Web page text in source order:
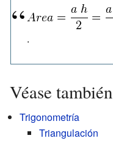
.
Véase también
Trigonometría
Triangulación